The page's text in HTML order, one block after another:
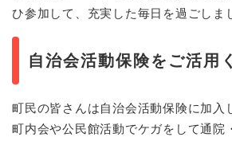
ひ参加して、充実した毎日を過ごしま
自治会活動保険をご活用
町民の皆さんは自治会活動保険に加入
町内会や公民館活動でケガをして通院